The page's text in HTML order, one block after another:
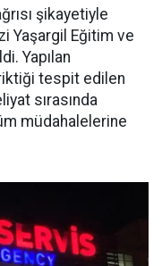
şikayetiyle
Yaşargil Eğitim ve
Yapılan
tespit edilen
sırasında
müdahalelerine